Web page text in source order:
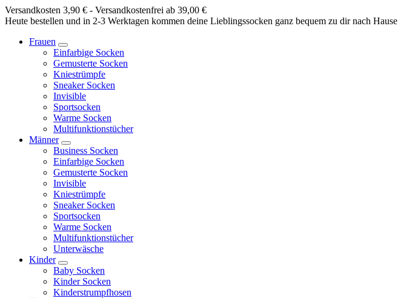
Springe
zum
Versandkosten 3,90 € - Versandkostenfrei ab 39,00 €
Heute bestellen und in 2-3 Werktagen kommen deine Lieblingssocken ganz bequem zu dir nach Hause
Frauen
Einfarbige Socken
Gemusterte Socken
Kniestrümpfe
Sneaker Socken
Invisible
Sportsocken
Warme Socken
Multifunktionstücher
Männer
Business Socken
Einfarbige Socken
Gemusterte Socken
Invisible
Kniestrümpfe
Sneaker Socken
Sportsocken
Warme Socken
Multifunktionstücher
Unterwäsche
Kinder
Baby Socken
Kinder Socken
Kinderstrumpfhosen